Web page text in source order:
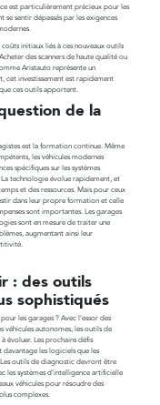
est particulièrement précieux pour les
se sentir dépassés par les exigences
initiaux liés à ces nouveaux outils
des scanners de haute qualité ou
Aristauto représente un
cet investissement est rapidement
ces outils apportent.
de la
est la formation continue. Même
les véhicules modernes
spécifiques sur les systèmes
technologie évolue rapidement, et
et des ressources. Mais pour ceux
dans leur propre formation et celle
sont importantes. Les garages
sont en mesure de traiter une
augmentant ainsi leur
: des outils
sophistiqués
les garages ? Avec l’essor des
véhicules autonomes, les outils de
évoluer. Les prochains défis
les logiciels que les
outils de diagnostic devront être
les systèmes d’intelligence artificielle
véhicules pour résoudre des
complexes.